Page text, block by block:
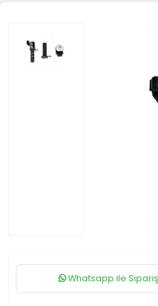
Whatsapp ile Sipariş